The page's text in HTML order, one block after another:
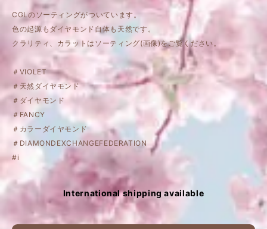
CGLのソーティングがついています。
色の起源もダイヤモンド自体も天然です。
クラリティ、カラットはソーティング(画像)をご覧ください。
＃VIOLET
＃天然ダイヤモンド
＃ダイヤモンド
＃FANCY
＃カラーダイヤモンド
＃DIAMONDEXCHANGEFEDERATION
#i
International shipping available